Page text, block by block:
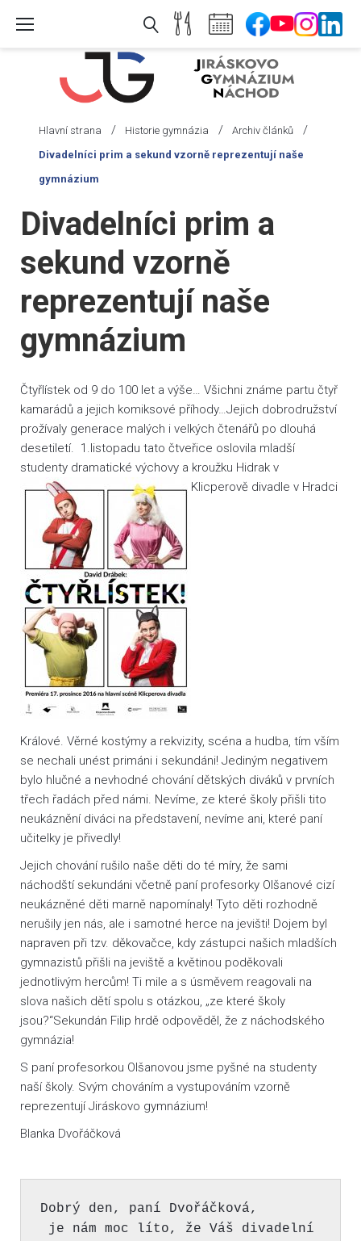
Hlavní strana / Historie gymnázia / Archiv článků /
Divadelníci prim a sekund vzorně reprezentují naše
gymnázium
Divadelníci prim a
sekund vzorně
reprezentují naše
gymnázium
Čtyřlístek od 9 do 100 let a výše… Všichni známe partu čtyř
kamarádů a jejich komiksové příhody…Jejich dobrodružství
prožívaly generace malých i velkých čtenářů po dlouhá
desetiletí. 1.listopadu tato čtveřice oslovila mladší
studenty dramatické výchovy a kroužku Hidrak v
Klicperově divadle v Hradci
Králové. Věrné kostýmy a rekvizity, scéna a hudba, tím vším
se nechali unést primáni i sekundáni! Jediným negativem
bylo hlučné a nevhodné chování dětských diváků v prvních
třech řadách před námi. Nevíme, ze které školy přišli tito
neukáznění diváci na představení, nevíme ani, které paní
učitelky je přivedly!
Jejich chování rušilo naše děti do té míry, že sami
náchodští sekundáni včetně paní profesorky Olšanové cizí
neukázněné děti marně napomínaly! Tyto děti rozhodně
nerušily jen nás, ale i samotné herce na jevišti! Dojem byl
napraven při tzv. děkovačce, kdy zástupci našich mladších
gymnazistů přišli na jeviště a květinou poděkovali
jednotlivým hercům! Ti mile a s úsměvem reagovali na
slova našich dětí spolu s otázkou, „ze které školy
jsou?“Sekundán Filip hrdě odpověděl, že z náchodského
gymnázia!
S paní profesorkou Olšanovou jsme pyšné na studenty
naší školy. Svým chováním a vystupováním vzorně
reprezentují Jiráskovo gymnázium!
Blanka Dvořáčková
Dobrý den, paní Dvořáčková,